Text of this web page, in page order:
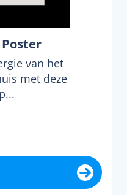
van het
met deze